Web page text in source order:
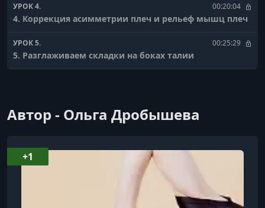
УРОК 4. 00:20:04
4. Коррекция асимметрии плеч и рельеф мышц плеч
УРОК 5. 00:25:29
5. Разглаживаем складки на боках талии
УРОК 7.
УРОК 8. 00:20:32
8. Подтянутые руки и спина
9. Мягкий урок для вытяжения шеи
Автор - Ольга Дробышева
+1